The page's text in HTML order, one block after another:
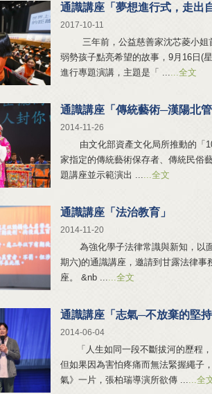
通識講座「夢想進行式，走出
2017-10-11
三年前，公益慈善家沈芯菱小姐首
弱勢孩子點亮希望的故事，9月16日(
進行專題演講，主題是「 ...
...全文
通識講座「傳統藝術─漢陽北管
2014-11-26
由文化部資產文化局所推動的「
家指定的傳統藝術保存者、傳統民俗
題講座並示範演出 ...
...全文
通識講座「法治教育」
2014-11-20
為強化學子法律常識與新知，以面
期六)的通識講座，邀請到甘露法律
座。 &nb ...
...全文
通識講座「志氣─不放棄的堅
2014-06-04
「人生如同一段不斷拔河的歷程，
但如果因為害怕疼痛而無法緊握繩子
氣》一片，張柏瑞導演所欲傳 ...
...全